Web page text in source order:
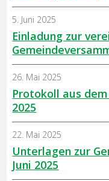
Einladung zur
5. Juni 2025
Protokoll aus
2025
26. Mai 2025
Unterlagen zur
Juni 2025
22. Mai 2025